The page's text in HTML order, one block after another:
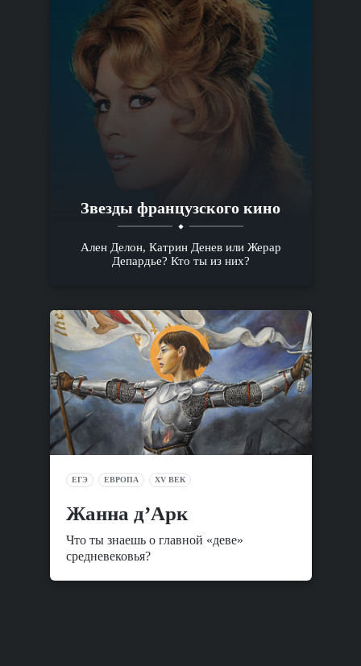
Звезды французского кино
Ален Делон, Катрин Денев или Жерар
Депардье? Кто ты из них?
ЕГЭ ЕВРОПА XV ВЕК
Жанна д’Арк
Что ты знаешь о главной «деве»
средневековья?